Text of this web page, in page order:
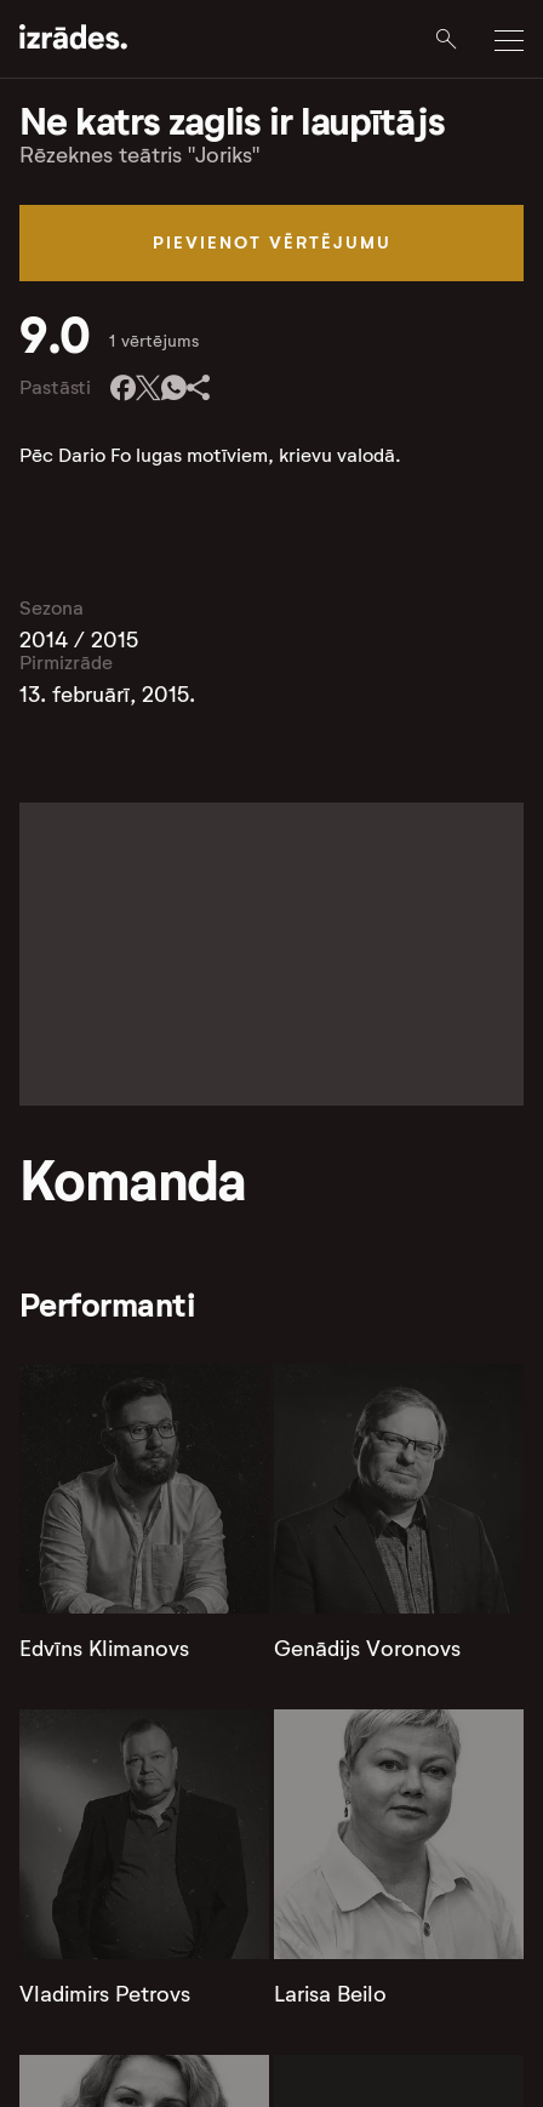
Ne katrs zaglis ir laupītājs
Rēzeknes teātris "Joriks"
PIEVIENOT VĒRTĒJUMU
9.0 1 vērtējums
Pastāsti
Pēc Dario Fo lugas motīviem, krievu valodā.
Sezona
2014 / 2015
Pirmizrāde
13. februārī, 2015.
Komanda
Performanti
Edvīns Klimanovs Genādijs Voronovs
Vladimirs Petrovs Larisa Beilo